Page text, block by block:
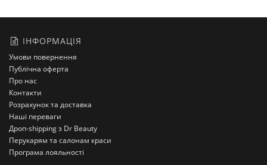
ІНФОРМАЦІЯ
Умови повернення
Публічна оферта
Про нас
Контакти
Розрахунок та доставка
Наші переваги
Дроп-shipping з Dr Beauty
Перукарям та салонам краси
Програма лояльності